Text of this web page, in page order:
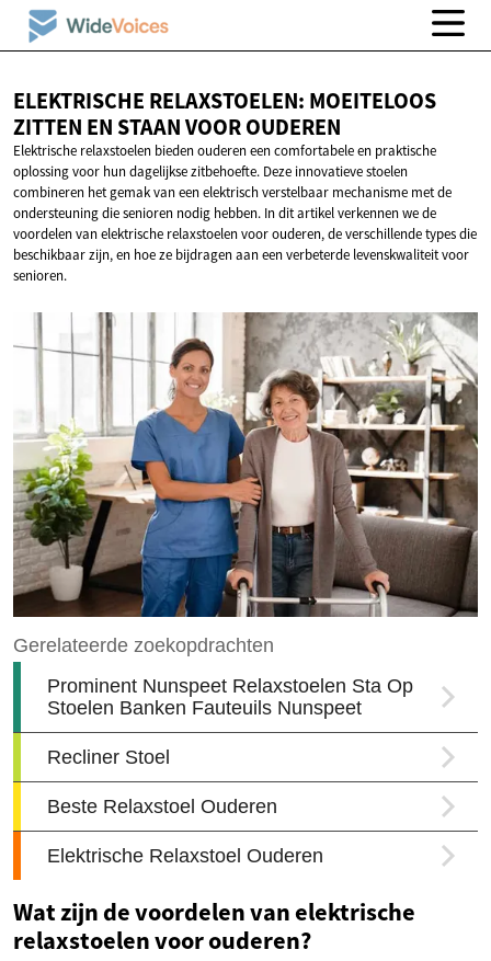
ELEKTRISCHE RELAXSTOELEN: MOEITELOOS
ZITTEN EN STAANVOOR OUDEREN
Elektrische relaxstoelen bieden ouderen een comfortabele en praktische
oplossing voor hun dagelijkse zitbehoefte. Deze innovatieve stoelen
combineren het gemak van een elektrisch verstelbaar mechanisme met de
ondersteuning die senioren nodig hebben. In dit artikel verkennen we de
voordelen van elektrische relaxstoelen voor ouderen, de verschillende types die
beschikbaar zijn, en hoe ze bijdragen aan een verbeterde levenskwaliteit voor
senioren.
Wat zijn de voordelen van elektrische
relaxstoelen voor ouderen?